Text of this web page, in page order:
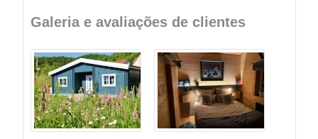
Galeria e avaliações de clientes